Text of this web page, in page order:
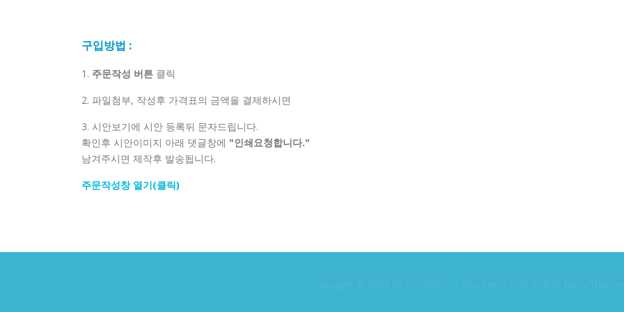
구입방법 :
1. 주문작성 버튼 클릭
2. 파일첨부, 작성후 가격표의 금액을 결제하시면
3. 시안보기에 시안 등록뒤 문자드립니다.
확인후 시안이미지 아래 댓글창에 "인쇄요청합니다."
남겨주시면 제작후 발송됩니다.
주문작성창 열기(클릭)